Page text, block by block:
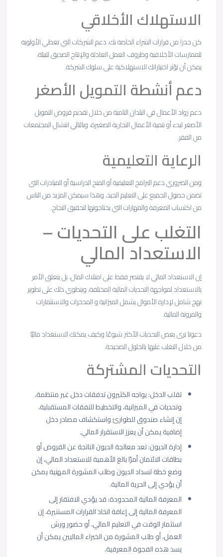
الاستهلاك الأخلاقي
كن حذرا من قرارات الشراء الخاصة بك، دعم الشركات التي تعطي الأولوية
للممارسات الأخلاقية وظروف العمل العادلة والإنتاج الصديق للبيئة،
يمكن أن تؤثر اختياراتك الاستهلاكية على سلوك الشركة.
دعم أنشطة التمويل الأصغر
دعم رواد الأعمال في البلدان النامية من خلال تقديم قروض التمويل
الأصغر لبدء أو تنمية الأعمال التجارية الصغيرة، وبالتالي انتشال المجتمعات
من الفقر.
الرعاية التعليمية
ومن الضروري دعم البرامج التعليمية أو المنح الدراسية أو المبادرات التي
تضمن حصول الجميع على التعليم الجيد، وهذا سيمكن المزيد من الناس
من اكتساب المعرفة والمهارات التي يحتاجونها لتحقيق النجاح.
التغلب على التحديات –
الاستعداد المالي
إن الاستعداد المالي لا يقتصر فقط على امتلاك المال، بل يتعلق الأمر
بالاستعداد لمواجهة التحديات المالية المختلفة، وينطوي ذلك على تطوير
نهج شامل لإدارة الأموال يشمل الميزانية و المدخرات والاستثمارات
والمرونة المالية.
دعونا نرى بعض التحديات الأكثر شيوعًا وكيف يمكنك الاستعداد ماليًا
من خلال التغلب عليها بالحلول الصحيحة.
التحديات المشتركة
تقلب الدخل: يواجه الكثيرون تدفقات دخل غير منتظمة،
وتحديات في الميزانية، والتخطيط للنفقات المستقبلية،
إن إنشاء صندوق للطوارئ واستكشاف مصادر دخل
إضافية يمكن أن يعزز الاستقرار المالي.
إدارة الديون: تعد معالجة الديون الناتجة عن القروض أو
بطاقات الائتمان أمرًا بالغ الأهمية للاستعداد المالي، إن
وضع خطة لسداد الديون وطلب المشورة المهنية يمكن
أن يؤدي إلى الحرية المالية.
المعرفة المالية المحدودة: قد يؤدي الافتقار إلى
المعرفة المالية إلى إعاقة اتخاذ القرارات المستنيرة، إن
استثمار الوقت في التعليم المالي، أو حضور ورش
العمل، أو طلب المشورة من الخبراء الماليين يمكن أن
يسد هذه الفجوة المعرفية.